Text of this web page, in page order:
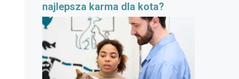
najlepsza karma dla kota?